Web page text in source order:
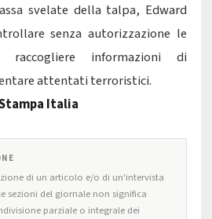
svelate della talpa, Edward
senza autorizzazione le
raccogliere informazioni di
attentati terroristici.
Italia
di un articolo e/o di un'intervista
sezioni del giornale non significa
parziale o integrale dei